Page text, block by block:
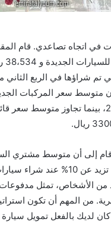
في اتجاه تصاعدي. قام
في يونيو 2022، بينما تجاوز متوسط
إلى أن متوسط مشتري
ينخفض بنسبة تزيد عن 10%
من الأشخاص، تمثل
من المهم أن تكون
لديك بالفعل تمويل